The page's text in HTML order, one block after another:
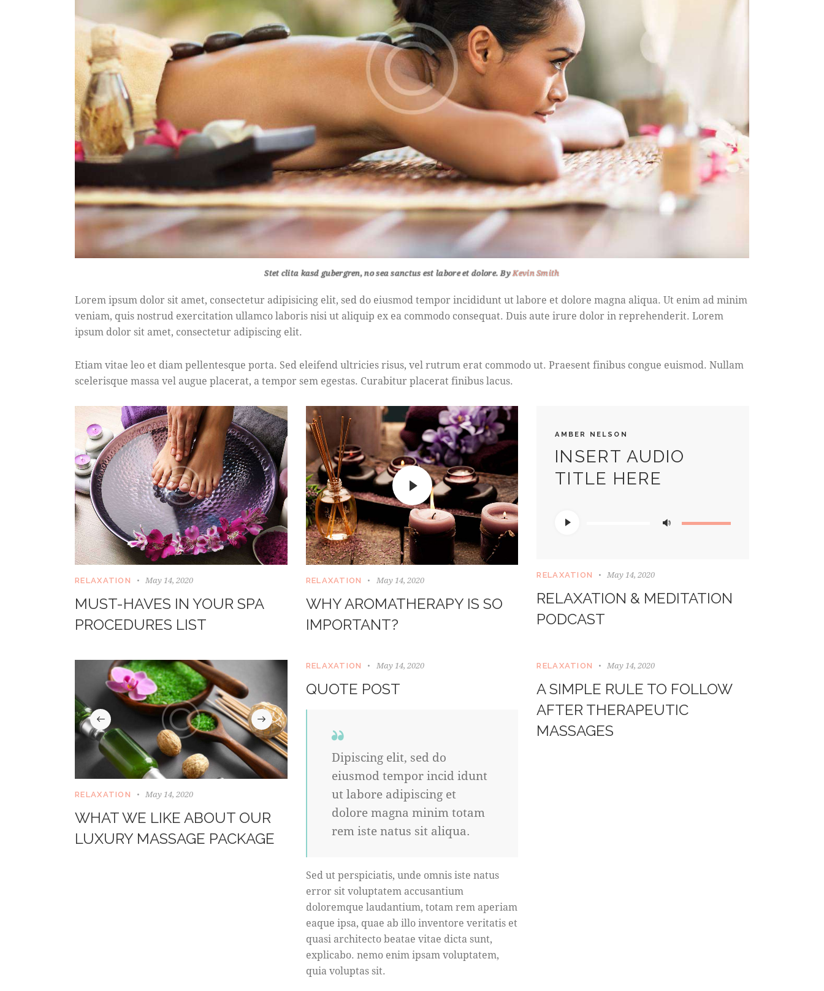
Stet clita kasd gubergren, no sea sanctus est labore et dolore. ByKevin Smith
Lorem ipsum dolor sit amet, consectetur adipisicing elit, sed do eiusmod tempor incididunt ut labore et dolore magna aliqua. Ut enim ad minim
veniam, quis nostrud exercitation ullamco laboris nisi ut aliquip ex ea commodo consequat. Duis aute irure dolor in reprehenderit. Lorem
ipsum dolor sit amet, consectetur adipiscing elit.
Etiam vitae leo et diam pellentesque porta. Sed eleifend ultricies risus, vel rutrum erat commodo ut. Praesent finibus congue euismod. Nullam
scelerisque massa vel augue placerat, a tempor sem egestas. Curabitur placerat finibus lacus.
RELAXATION May 14, 2020
MUST-HAVES IN YOUR SPA
PROCEDURES LIST
RELAXATION May 14, 2020
WHY AROMATHERAPY IS SO
IMPORTANT?
AMBER NELSON
INSERT AUDIO
TITLE HERE
Player
increase
RELAXATION May 14, 2020
RELAXATION & MEDITATION
PODCAST
RELAXATION May 14, 2020
WHAT WE LIKE ABOUT OUR
LUXURY MASSAGE PACKAGE
RELAXATION May 14, 2020
QUOTE POST
Dipiscing elit, sed do
eiusmod tempor incid idunt
ut labore adipiscing et
dolore magna minim totam
rem iste natus sit aliqua.
Sed ut perspiciatis, unde omnis iste natus
error sit voluptatem accusantium
doloremque laudantium, totam rem aperiam
eaque ipsa, quae ab illo inventore veritatis et
quasi architecto beatae vitae dicta sunt,
explicabo. nemo enim ipsam voluptatem,
quia voluptas sit.
RELAXATION May 14, 2020
A SIMPLE RULE TO FOLLOW
AFTER THERAPEUTIC
MASSAGES